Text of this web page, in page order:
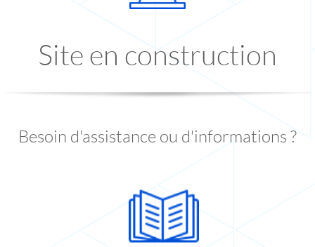
Site en construction
Besoin d'assistance ou d'informations ?